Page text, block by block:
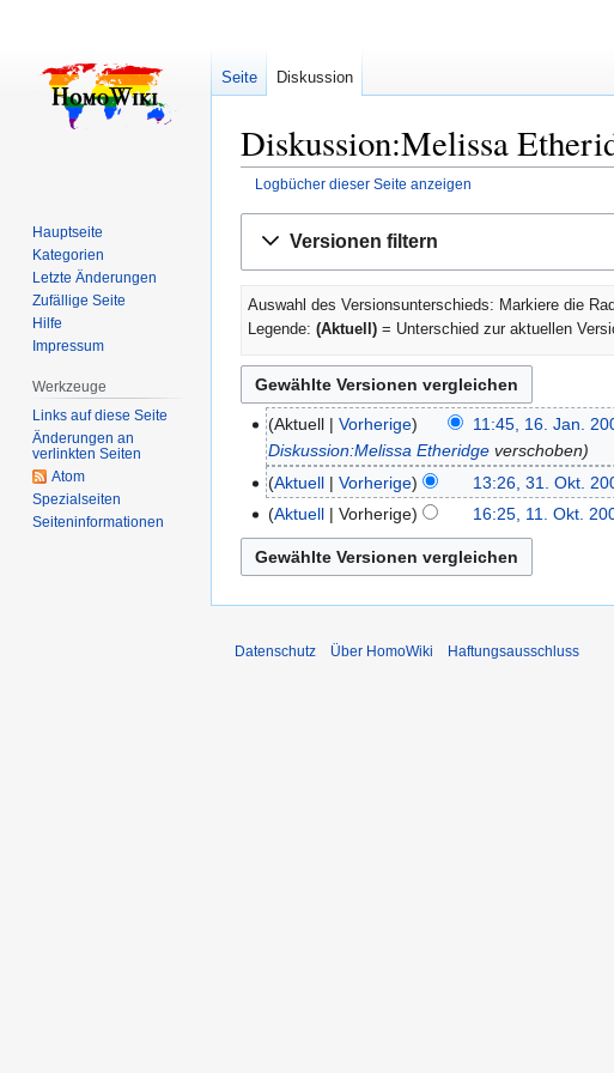
Diskussion:Melissa
Logbücher dieser Seite anzeigen
Navigation
Suche
Versionen filtern
Auswahl des Versionsunterschieds: Markiere die
Legende: (Aktuell) = Unterschied zur aktuellen
16.
Januar
2007
Aktuell Vorherige 11:45, 16. Jan.
Diskussion:Melissa Etheridge verschoben
31.
Oktober
2006
Aktuell Vorherige 13:26, 31. Okt.
11.
Oktober
2006
Aktuell Vorherige 16:25, 11. Okt.
Seite Diskussion
Hauptseite
Kategorien
Letzte Änderungen
Zufällige Seite
Hilfe
Impressum
Werkzeuge
Links auf diese Seite
Änderungen an
verlinkten Seiten
Atom
Spezialseiten
Seiten­­informationen
Datenschutz Über HomoWiki Haftungsausschluss